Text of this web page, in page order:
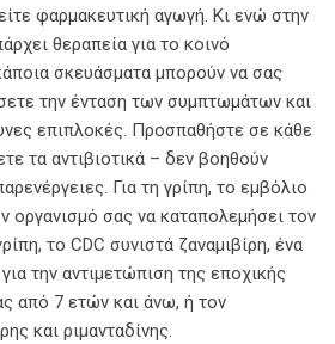
φαρμακευτική αγωγή. Κι ενώ στην
θεραπεία για το κοινό
σκευάσματα μπορούν να σας
την ένταση των συμπτωμάτων και
επιπλοκές. Προσπαθήστε σε κάθε
τα αντιβιοτικά – δεν βοηθούν
Για τη γρίπη, το εμβόλιο
οργανισμό σας να καταπολεμήσει τον
το CDC συνιστά ζαναμιβίρη, ένα
την αντιμετώπιση της εποχικής
από 7 ετών και άνω, ή τον
και ριμανταδίνης.